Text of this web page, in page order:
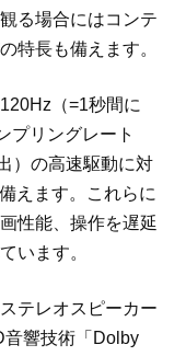
る場合にはコンテ
特長も備えます。
（=1秒間に
プリングレート
）の高速駆動に対
えます。これらに
性能、操作を遅延
います。
テレオスピーカー
音響技術「Dolby